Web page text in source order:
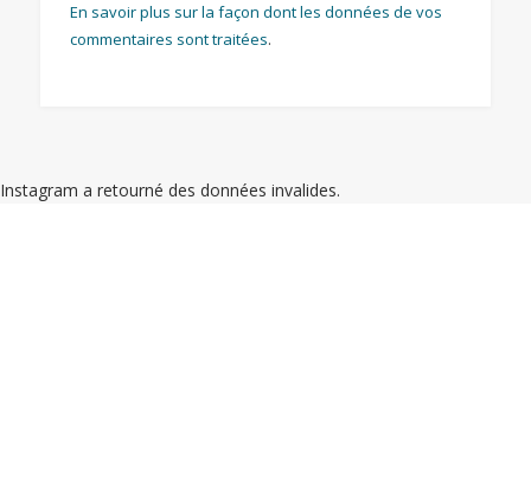
En savoir plus sur la façon dont les données de vos
commentaires sont traitées.
Instagram a retourné des données invalides.